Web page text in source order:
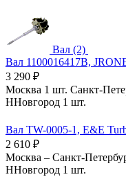
Вал (2)
Вал 1100016417B,
3 290 ₽
Москва 1 шт. Санкт-
ННовгород 1 шт.
Вал TW-0005-1, E&E
2 610 ₽
Москва – Санкт-
ННовгород 1 шт.